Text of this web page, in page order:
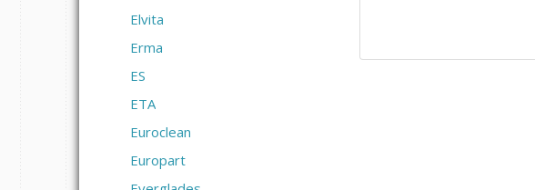
Elvita
Erma
ES
ETA
Euroclean
Europart